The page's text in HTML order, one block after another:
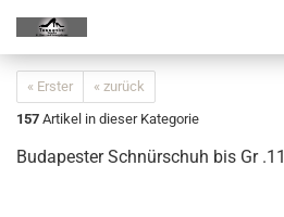
« Erster
« zurück
157 Artikel in dieser Kategorie
Budapester Schnürschuh bis Gr .11